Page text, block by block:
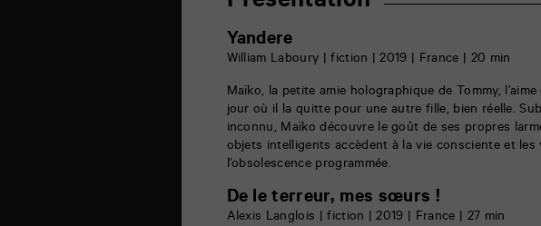
Yandere
William Laboury | fiction | 2019 | France | 20 min
Maïko, la petite amie holographique de Tommy,
jour où il la quitte pour une autre fille, bien réelle.
inconnu, Maïko découvre le goût de ses propres
objets intelligents accèdent à la vie consciente et
l’obsolescence programmée.
De le terreur, mes sœurs !
Alexis Langlois | fiction | 2019 | France | 27 min